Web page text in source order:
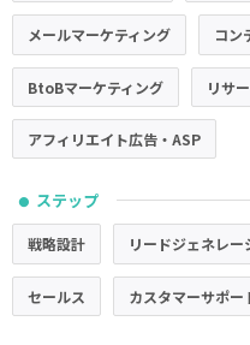
メールマーケティング コン
BtoBマーケティング リサ
アフィリエイト広告・ASP
● ステップ
戦略設計 リードジェネレー
セールス カスタマーサポー